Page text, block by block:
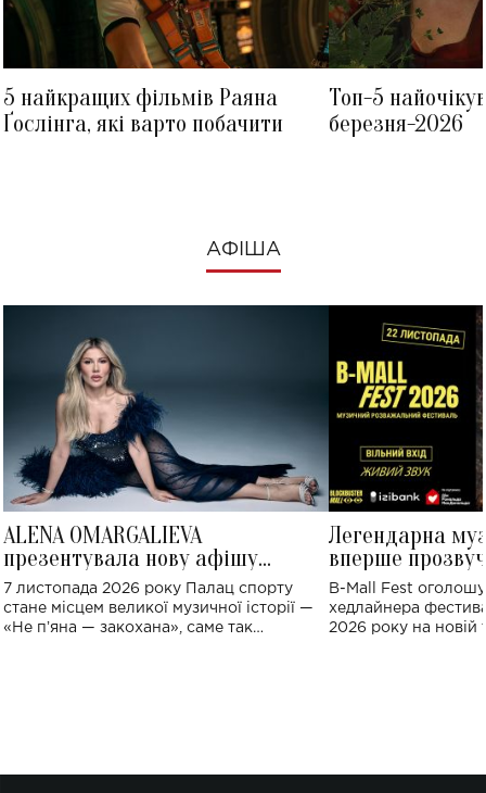
5 найкращих фільмів Раяна
Ґослінга, які варто побачити
Топ-5
березня-2026
АФІША
ALENA OMARGALIEVA
презентувала нову афішу
великого концерту в Палаці
спорту
7 листопада 2026 року Палац спорту
стане місцем великої музичної історії —
«Не пʼяна — закохана», саме так
Легендарна
вперше
Україні: де
B-Mall Fest
хедлайнера
2026 року на новій